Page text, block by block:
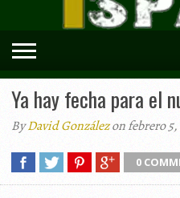
Ya hay fecha para el
ByDavid Gonzálezon febrero 5,
0